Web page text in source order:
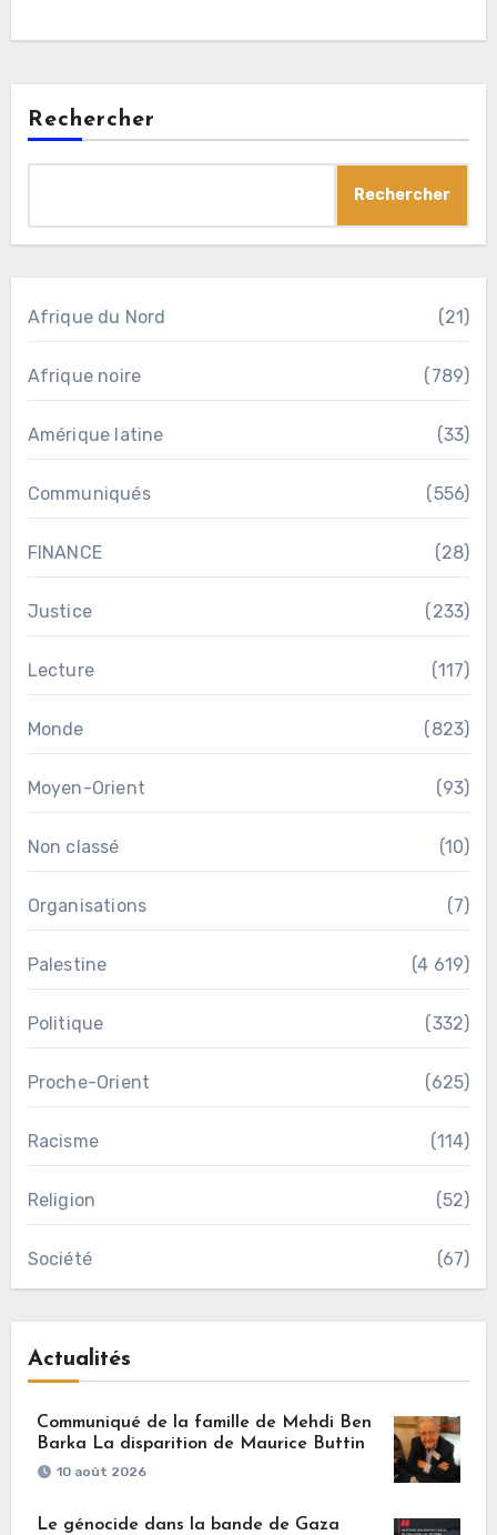
Rechercher
Rechercher
Afrique du Nord (21)
Afrique noire (789)
Amérique latine (33)
Communiqués (556)
FINANCE (28)
Justice (233)
Lecture (117)
Monde (823)
Moyen-Orient (93)
Non classé (10)
Organisations (7)
Palestine (4 619)
Politique (332)
Proche-Orient (625)
Racisme (114)
Religion (52)
Société (67)
Actualités
Communiqué de la famille de Mehdi Ben
Barka La disparition de Maurice Buttin
10 août 2026
Le génocide dans la bande de Gaza